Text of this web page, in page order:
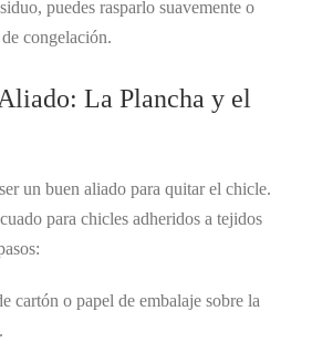
puedes rasparlo suavemente o
congelación.
La Plancha y el
un buen aliado para quitar el chicle.
para chicles adheridos a tejidos
cartón o papel de embalaje sobre la